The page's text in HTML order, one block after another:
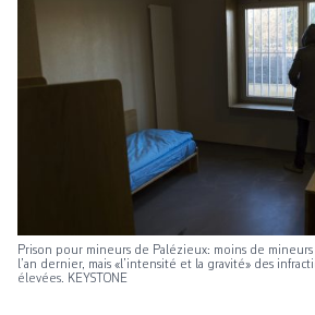
Prison pour mineurs de Palézieux: moins de mineurs
l’an dernier, mais «l’intensité et la gravité» des
élevées. KEYSTONE